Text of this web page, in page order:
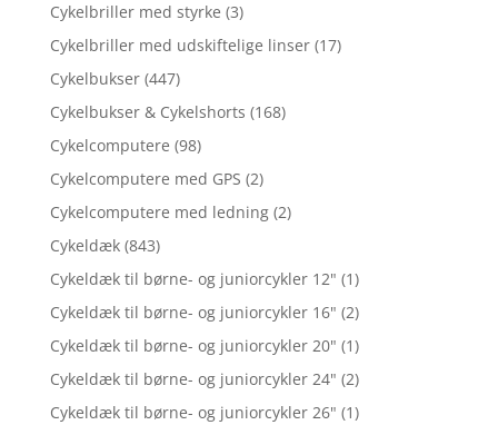
Cykelbriller med styrke (3)
Cykelbriller med udskiftelige linser (17)
Cykelbukser (447)
Cykelbukser & Cykelshorts (168)
Cykelcomputere (98)
Cykelcomputere med GPS (2)
Cykelcomputere med ledning (2)
Cykeldæk (843)
Cykeldæk til børne- og juniorcykler 12" (1)
Cykeldæk til børne- og juniorcykler 16" (2)
Cykeldæk til børne- og juniorcykler 20" (1)
Cykeldæk til børne- og juniorcykler 24" (2)
Cykeldæk til børne- og juniorcykler 26" (1)